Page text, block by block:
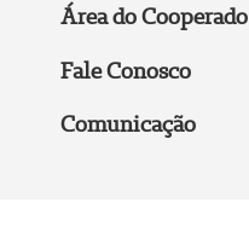
Área do Cooperado
Fale Conosco
Comunicação